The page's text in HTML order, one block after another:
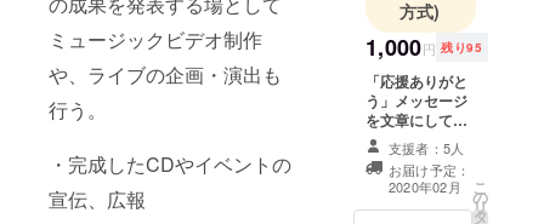
ミュージックビデオ制作
や、ライブの企画・演出も
行う。
・完成したCDやイベントの
宣伝、広報
方式)
1,000円 残り95
「応援ありがと
う」メッセージ
を文章にして
メールで提供し
ます 。
支援者：5人
お届け予定：
2020年02月
こ
の
リ
タ